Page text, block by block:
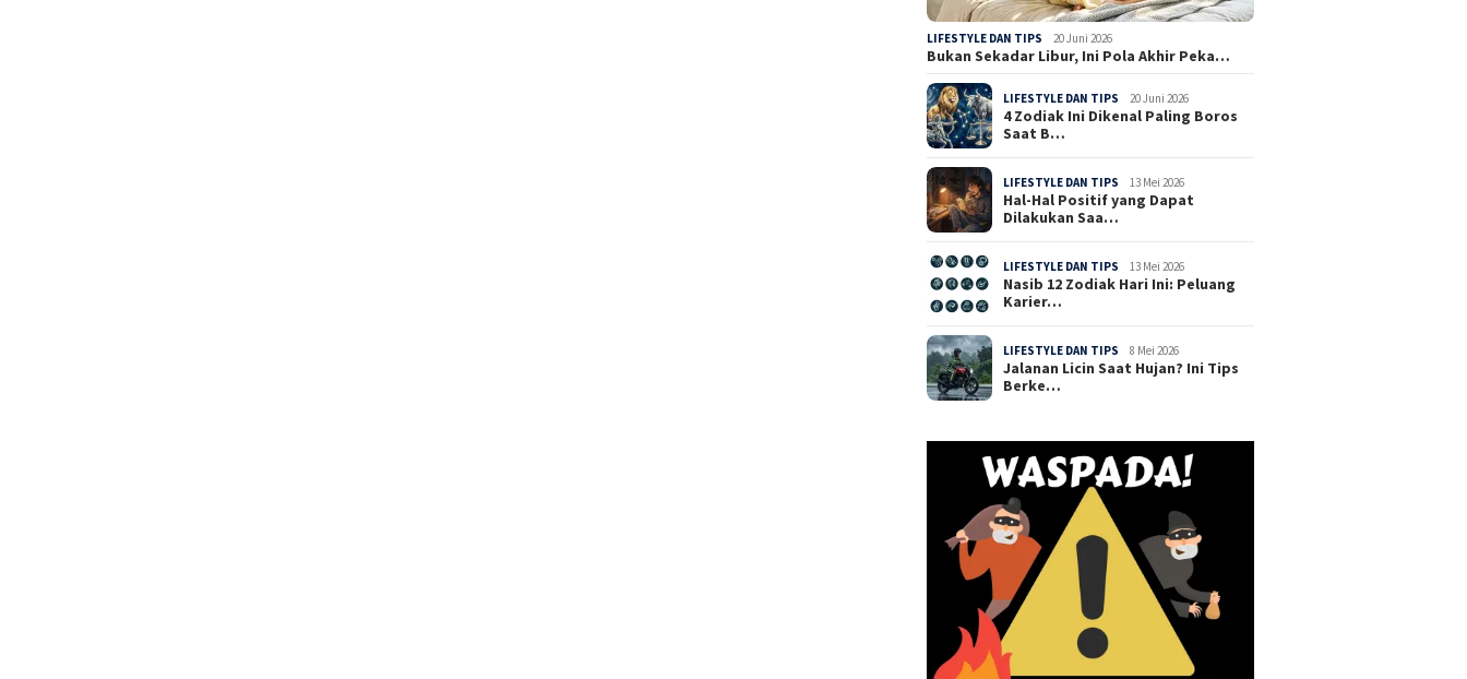
LIFESTYLE DAN TIPS 20 Juni 2026
Bukan Sekadar Libur, Ini Pola Akhir Peka…
LIFESTYLE DAN TIPS 20 Juni 2026
4 Zodiak Ini Dikenal Paling Boros
Saat B…
LIFESTYLE DAN TIPS 13 Mei 2026
Hal-Hal Positif yang Dapat
Dilakukan Saa…
LIFESTYLE DAN TIPS 13 Mei 2026
Nasib 12 Zodiak Hari Ini: Peluang
Karier…
LIFESTYLE DAN TIPS 8 Mei 2026
Jalanan Licin Saat Hujan? Ini Tips
Berke…